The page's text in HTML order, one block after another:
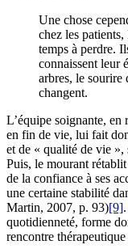
Une chose
chez les
temps à perdre.
connaissent leur
arbres, le sourire
changent.
L’équipe soignante, en
en fin de vie, lui fait
et de « qualité de vie »,
Puis, le mourant
de la confiance à ses
une certaine stabilité
Martin, 2007, p. 93)[9]
quotidienneté, forme
rencontre thérapeutique